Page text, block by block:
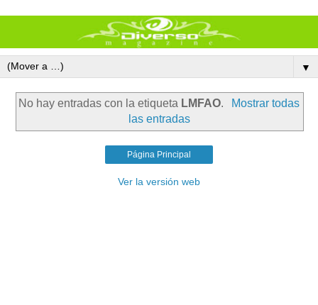
▼
No hay entradas con la etiqueta LMFAO.
Mostrar todas
las entradas
Página Principal
Ver la versión web